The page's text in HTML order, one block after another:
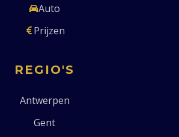
Auto
Prijzen
REGIO'S
Antwerpen
Gent